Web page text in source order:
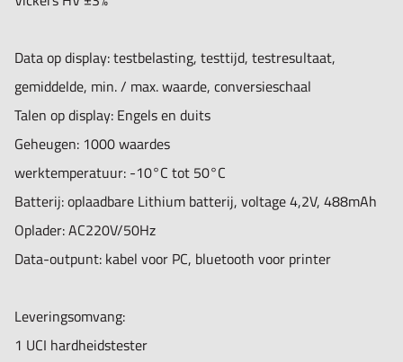
Data op display: testbelasting, testtijd, testresultaat,
gemiddelde, min. / max. waarde, conversieschaal
Talen op display: Engels en duits
Geheugen: 1000 waardes
werktemperatuur: -10°C tot 50°C
Batterij: oplaadbare Lithium batterij, voltage 4,2V, 488mAh
Oplader: AC220V/50Hz
Data-outpunt: kabel voor PC, bluetooth voor printer
Leveringsomvang:
1 UCI hardheidstester